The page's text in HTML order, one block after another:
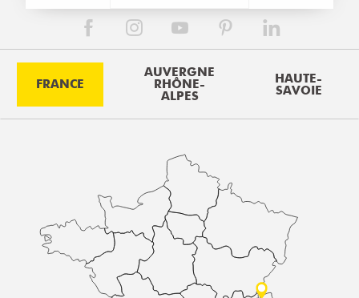
FRANCE
AUVERGNE
RHÔNE-
ALPES
HAUTE-
SAVOIE